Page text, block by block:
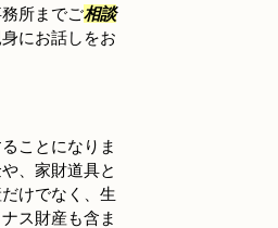
所までご相談
にお話しをお
ことになりま
、家財道具と
けでなく、生
ス財産も含ま